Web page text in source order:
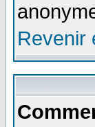
Revenir